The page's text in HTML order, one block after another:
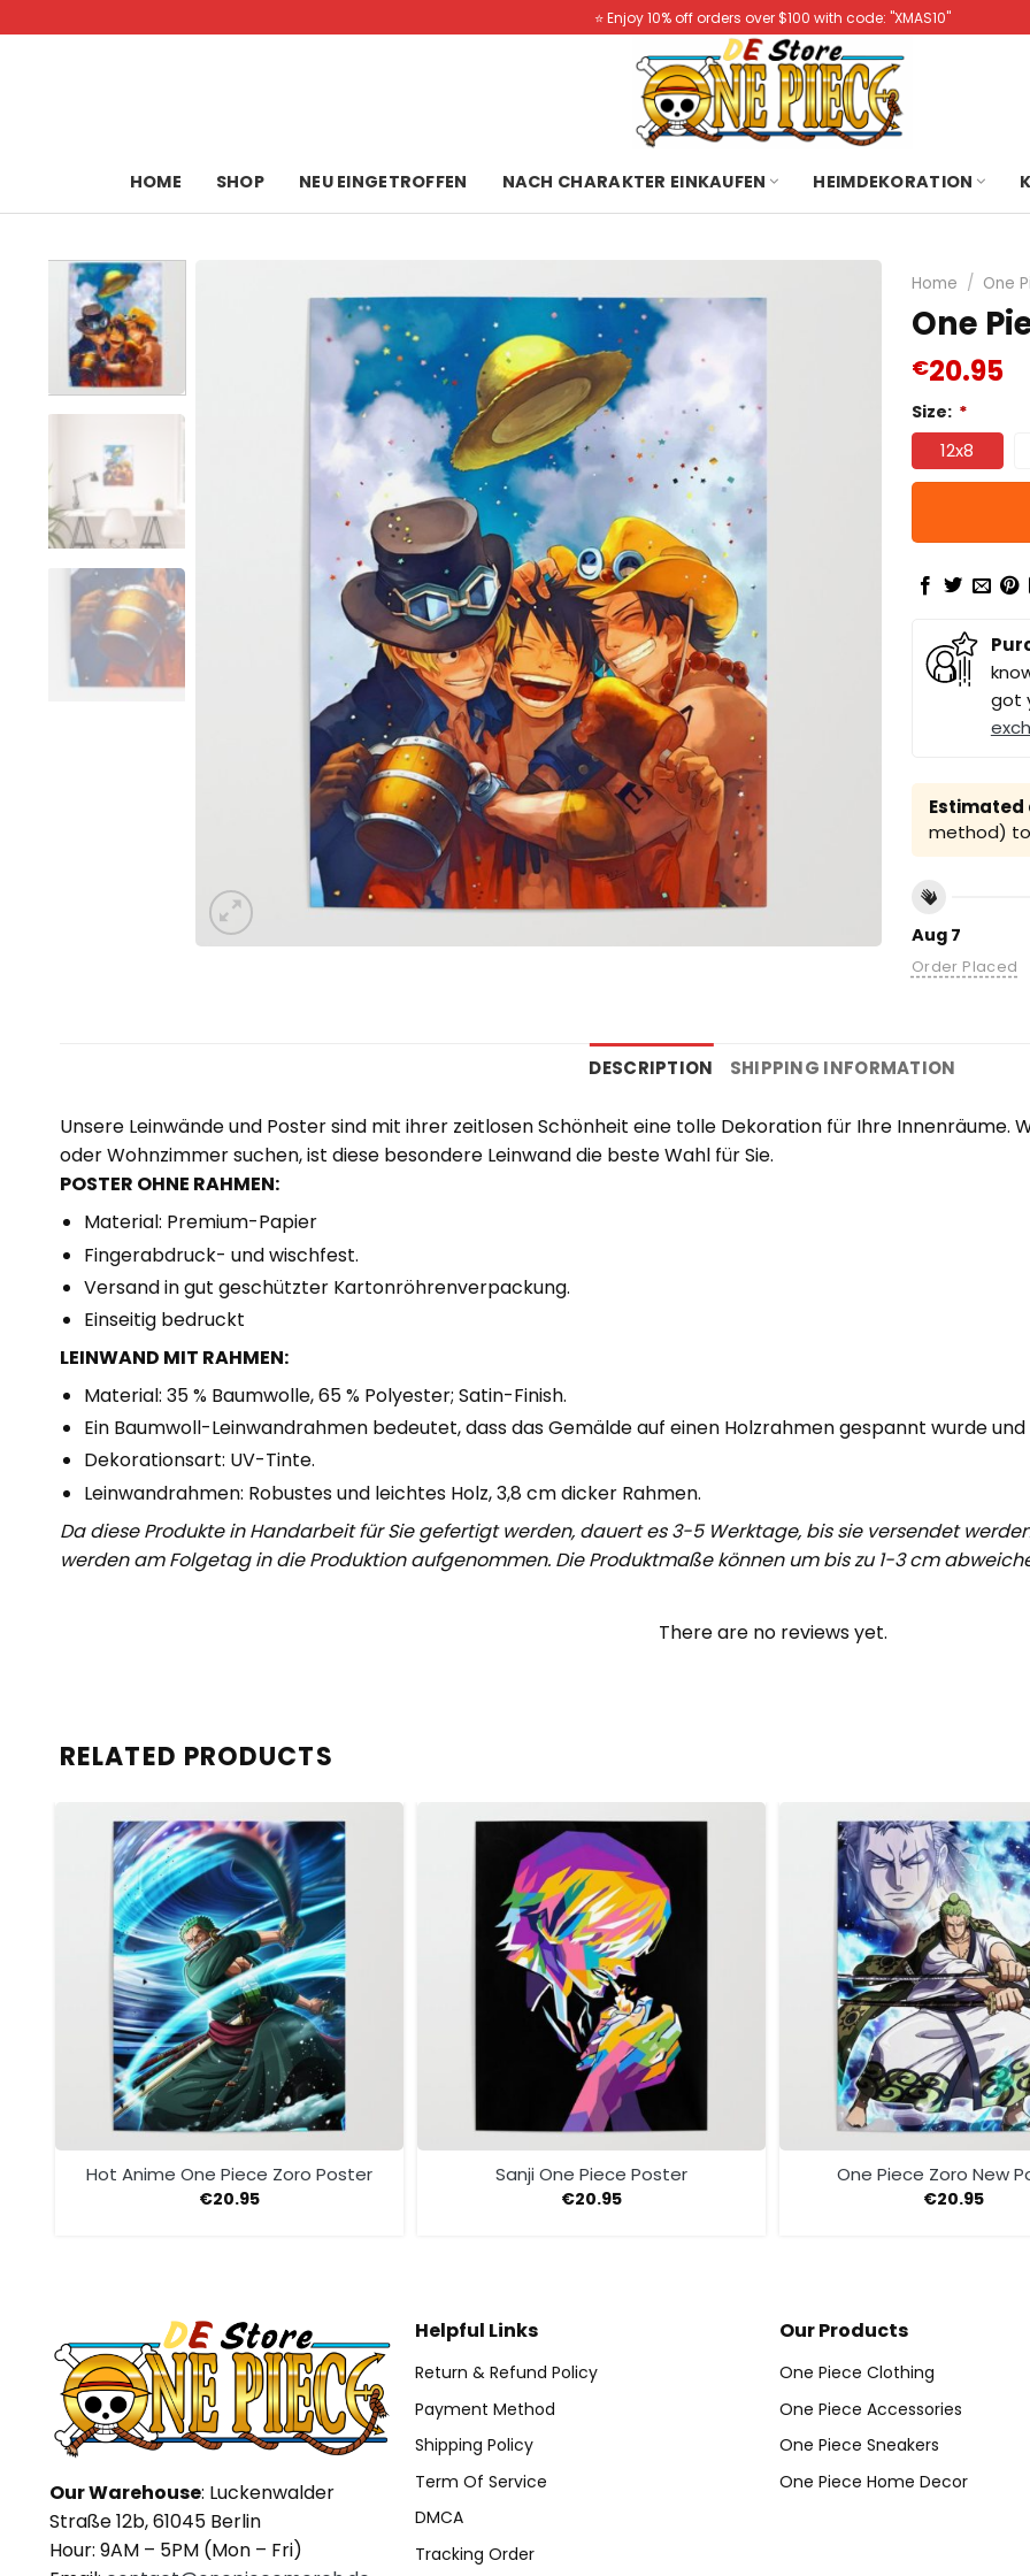
to
⭐️ Enjoy 10% off orders over $100 with code: "XMAS10"
HOME SHOP NEU EINGETROFFEN NACH CHARAKTER EINKAUFEN HEIMDEKORATION
Home / One
One
€20.95
Size: *
12x8
got
Estimated
method)
Aug 7
Order Placed
DESCRIPTION SHIPPING INFORMATION
Unsere Leinwände und Poster sind mit ihrer zeitlosen Schönheit eine tolle Dekoration für Ihre Innenräume.
oder Wohnzimmer suchen, ist diese besondere Leinwand die beste Wahl für Sie.
POSTER OHNE RAHMEN:
Material: Premium-Papier
Fingerabdruck- und wischfest.
Versand in gut geschützter Kartonröhrenverpackung.
Einseitig bedruckt
LEINWAND MIT RAHMEN:
Material: 35 % Baumwolle, 65 % Polyester; Satin-Finish.
Ein Baumwoll-Leinwandrahmen bedeutet, dass das Gemälde auf einen Holzrahmen gespannt wurde
Dekorationsart: UV-Tinte.
Leinwandrahmen: Robustes und leichtes Holz, 3,8 cm dicker Rahmen.
Da diese Produkte in Handarbeit für Sie gefertigt werden, dauert es 3-5 Werktage, bis sie versendet
werden am Folgetag in die Produktion aufgenommen. Die Produktmaße können um bis zu 1-3 cm
There are no reviews yet.
RELATED PRODUCTS
Hot Anime One Piece Zoro Poster
€20.95
Sanji One Piece Poster
€20.95
One Piece Zoro New
€20.95
Our Warehouse: Luckenwalder
Straße 12b, 61045 Berlin
Hour: 9AM – 5PM (Mon – Fri)
Helpful Links
Return & Refund Policy
Payment Method
Shipping Policy
Term Of Service
DMCA
Tracking Order
Our Products
One Piece Clothing
One Piece Accessories
One Piece Sneakers
One Piece Home Decor